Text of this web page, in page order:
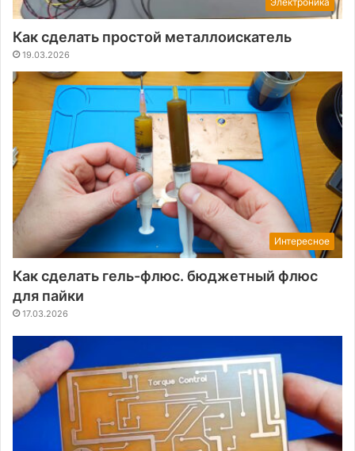
Как сделать простой металлоискатель
19.03.2026
Интересное
Как сделать гель-флюс. бюджетный флюс
для пайки
17.03.2026